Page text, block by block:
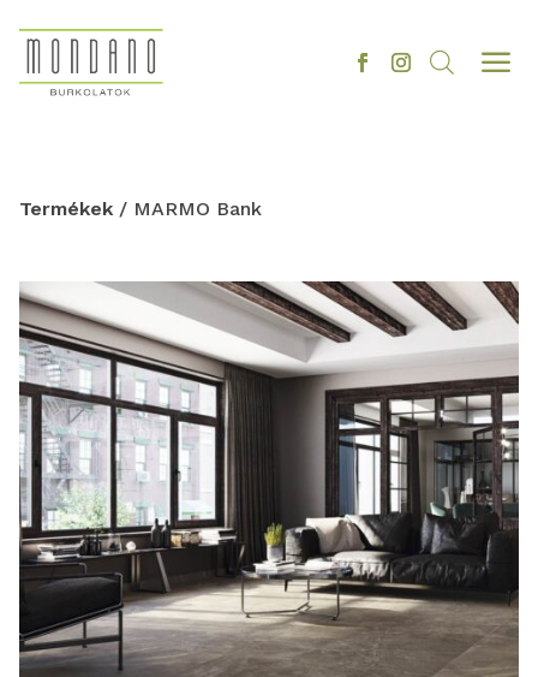
a
Termékek / MARMO Bank